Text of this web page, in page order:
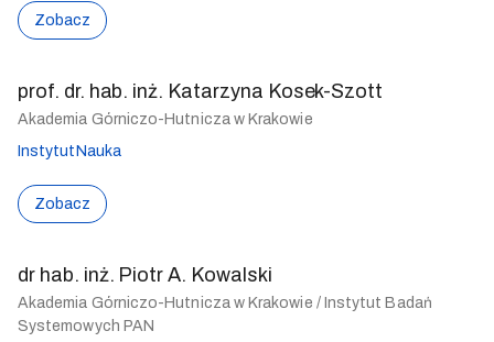
Zobacz
prof. dr. hab. inż. Katarzyna Kosek-Szott
Akademia Górniczo-Hutnicza w Krakowie
Instytut Nauka
Zobacz
dr hab. inż. Piotr A. Kowalski
Akademia Górniczo-Hutnicza w Krakowie / Instytut Badań
Systemowych PAN